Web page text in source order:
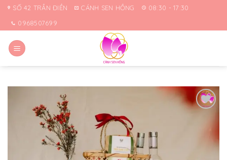
Skip
content
SỐ 42 TRẦN ĐIỀN CÁNH SEN HỒNG
08:30 - 17:30
0968507699